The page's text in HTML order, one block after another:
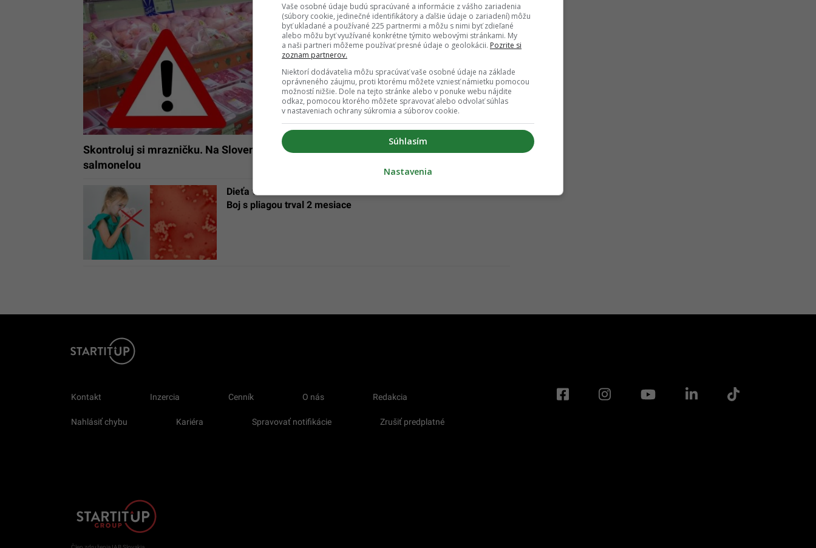
Skontroluj si mrazničku. Na Slovensku sa predávalo poľské mäso kontaminované
salmonelou
Dieťa v Košiciach sa nakazilo zákernou chorobou z vodovodu.
Boj s pliagou trval 2 mesiace
Kontakt Inzercia Cenník O nás Redakcia
Nahlásiť chybu Kariéra Spravovať notifikácie Zrušiť predplatné
Vaše osobné údaje budú spracúvané a informácie z vášho zariadenia
(súbory cookie, jedinečné identifikátory a ďalšie údaje o zariadení) môžu
byť ukladané a používané 225 partnermi a môžu s nimi byť zdieľané
alebo môžu byť využívané konkrétne týmito webovými stránkami. My
a naši partneri môžeme používať presné údaje o geolokácii. Pozrite si
zoznam partnerov.
Niektorí dodávatelia môžu spracúvať vaše osobné údaje na základe
oprávneného záujmu, proti ktorému môžete vzniesť námietku pomocou
možností nižšie. Dole na tejto stránke alebo v ponuke webu nájdite
odkaz, pomocou ktorého môžete spravovať alebo odvolať súhlas
v nastaveniach ochrany súkromia a súborov cookie.
Súhlasím
Nastavenia